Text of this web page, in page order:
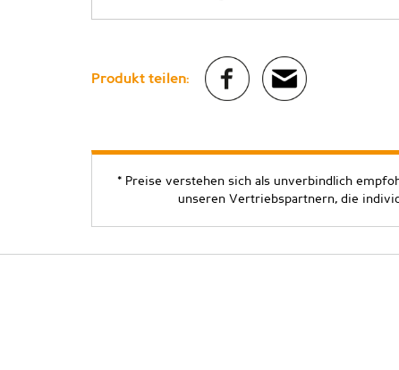
Produkt teilen:
* Preise verstehen sich als unverbindlich
unseren Vertriebspartnern, die